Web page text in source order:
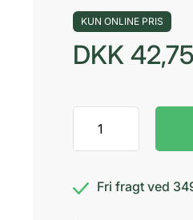
KUN ONLINE PRIS
DKK 42,75
modstande
3,5
GRØNFri fragt ved